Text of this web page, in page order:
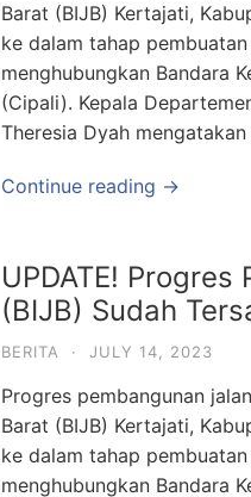
Barat (BIJB) Kertajati,
ke dalam tahap
menghubungkan Bandara
(Cipali). Kepala
Theresia Dyah
Continue reading →
UPDATE!
(BIJB) Sudah
BERITA · JULY 14, 2023
Progres pembangunan
Barat (BIJB) Kertajati,
ke dalam tahap
menghubungkan Bandara